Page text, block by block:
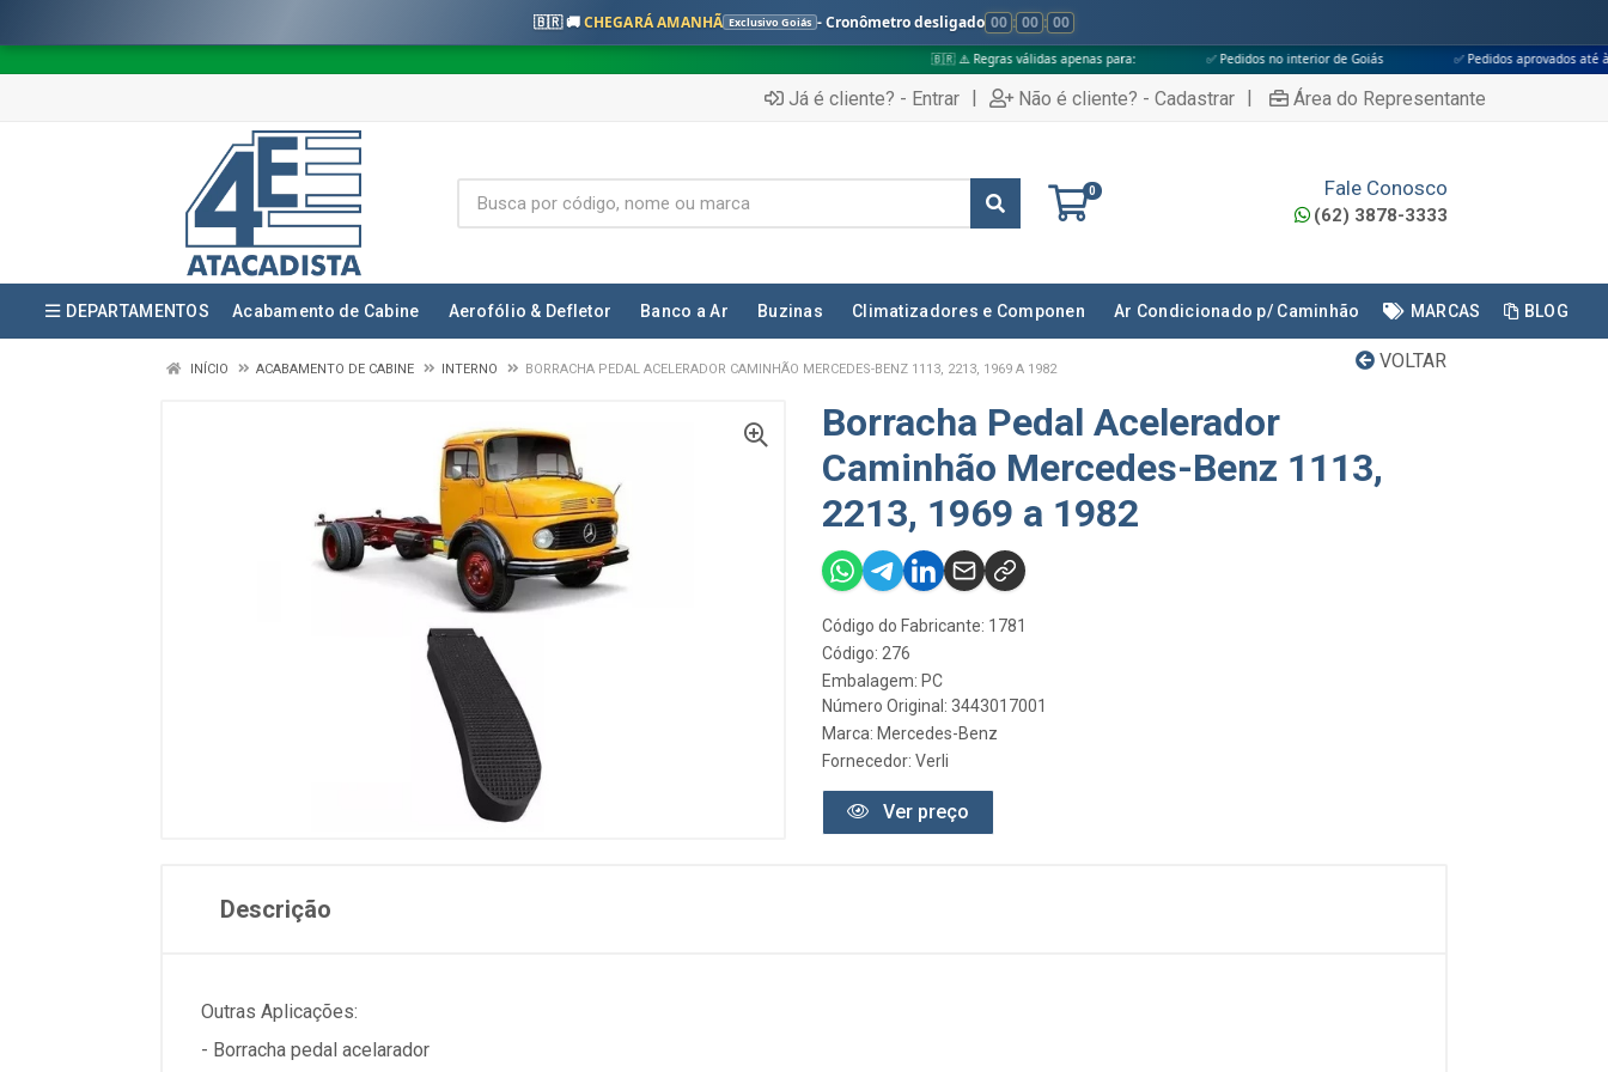
🇧🇷 🚚CHEGARÁ AMANHÃ Exclusivo Goiás - Cronômetro desligado 00 : 00 : 00
🇧🇷 ⚠️ Regras válidas apenas para: ✅ Pedidos no interior de Goiás ✅ Pedidos aprovados até às 18h
Já é cliente? - Entrar | Não é cliente? - Cadastrar | Área do Representante
0 Fale Conosco
(62) 3878-3333
DEPARTAMENTOS Acabamento de Cabine Aerofólio & Defletor Banco a Ar Buzinas Climatizadores e Componen Ar Condicionado p/ Caminhão MARCAS BLOG
VOLTAR
INÍCIO ACABAMENTO DE CABINE INTERNO BORRACHA PEDAL ACELERADOR CAMINHÃO MERCEDES-BENZ 1113, 2213, 1969 A 1982
Borracha Pedal Acelerador
Caminhão Mercedes-Benz 1113,
2213, 1969 a 1982
Código do Fabricante: 1781
Código: 276
Embalagem: PC
Número Original: 3443017001
Marca: Mercedes-Benz
Fornecedor: Verli
Ver preço
Descrição
Outras Aplicações:
- Borracha pedal acelarador